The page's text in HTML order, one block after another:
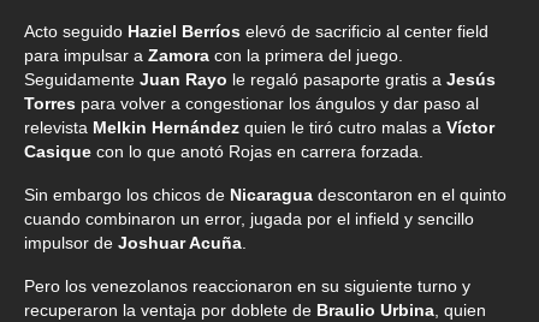
Acto seguido Haziel Berríos elevó de sacrificio al center field
para impulsar a Zamora con la primera del juego.
Seguidamente Juan Rayo le regaló pasaporte gratis a Jesús
Torres para volver a congestionar los ángulos y dar paso al
relevista Melkin Hernández quien le tiró cutro malas a Víctor
Casique con lo que anotó Rojas en carrera forzada.
Sin embargo los chicos de Nicaragua descontaron en el quinto
cuando combinaron un error, jugada por el infield y sencillo
impulsor de Joshuar Acuña
Pero los venezolanos reaccionaron en su siguiente turno y
recuperaron la ventaja por doblete de Braulio Urbina , quien